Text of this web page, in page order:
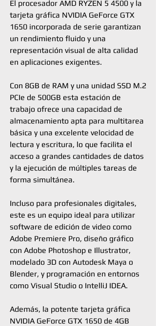
El procesador AMD RYZEN 5 4500 y la
tarjeta gráfica NVIDIA GeForce GTX
1650 incorporada de serie garantizan
un rendimiento fluido y una
representación visual de alta calidad
en aplicaciones exigentes.
Con 8GB de RAM y una unidad SSD M.2
PCIe de 500GB esta estación de
trabajo ofrece una capacidad de
almacenamiento apta para multitarea
básica y una excelente velocidad de
lectura y escritura, lo que facilita el
acceso a grandes cantidades de datos
y la ejecución de múltiples tareas de
forma simultánea.
Incluso para profesionales digitales,
este es un equipo ideal para utilizar
software de edición de video como
Adobe Premiere Pro, diseño gráfico
con Adobe Photoshop e Illustrator,
modelado 3D con Autodesk Maya o
Blender, y programación en entornos
como Visual Studio o IntelliJ IDEA.
Además, la potente tarjeta gráfica
NVIDIA GeForce GTX 1650 de 4GB